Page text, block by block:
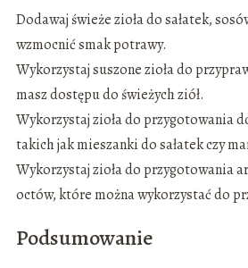
Dodawaj świeże zioła do sałatek,
wzmocnić smak potrawy.
Wykorzystaj suszone zioła do
masz dostępu do świeżych ziół.
Wykorzystaj zioła do przygotowania
takich jak mieszanki do sałatek czy
Wykorzystaj zioła do przygotowania
octów, które można wykorzystać do
Podsumowanie